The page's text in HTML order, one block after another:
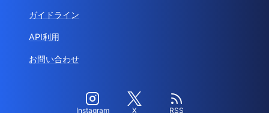
ガイドライン
API利用
お問い合わせ
Instagram X RSS